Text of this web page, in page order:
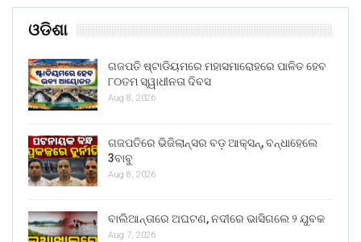
ଓଡିଶା
ଗଜପତି ଷ୍ଟାଡିୟମରେ ମହାସମାରୋହରେ ପାଳିତ ହେବ
୮୦ତମ ସ୍ୱାଧୀନତା ଦିବସ
Aug 8, 2026
ଗଜପତିରେ ଭିଜିଲାନ୍ସର ବଡ଼ ଆକ୍ସନ୍, ବନ୍ଧାହେଲେ
3ବାବୁ
Aug 8, 2026
ବାଲିଆନ୍ତାରେ ଅଘଟଣ, ନଦୀରେ ଭାସିଗଲେ ୨ ଯୁବକ
Aug 7, 2026